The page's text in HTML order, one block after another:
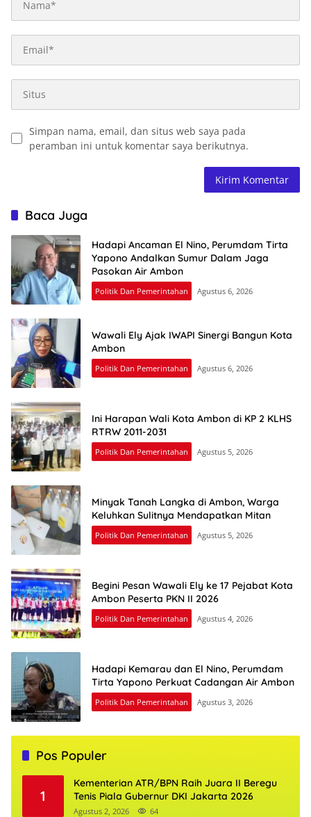
Simpan nama, email, dan situs web saya pada
peramban ini untuk komentar saya berikutnya.
Baca Juga
Hadapi Ancaman El Nino, Perumdam Tirta
Yapono Andalkan Sumur Dalam Jaga
Pasokan Air Ambon
Politik Dan Pemerintahan Agustus 6, 2026
Wawali Ely Ajak IWAPI Sinergi Bangun Kota
Ambon
Politik Dan Pemerintahan Agustus 6, 2026
Ini Harapan Wali Kota Ambon di KP 2 KLHS
RTRW 2011-2031
Politik Dan Pemerintahan Agustus 5, 2026
Minyak Tanah Langka di Ambon, Warga
Keluhkan Sulitnya Mendapatkan Mitan
Politik Dan Pemerintahan Agustus 5, 2026
Begini Pesan Wawali Ely ke 17 Pejabat Kota
Ambon Peserta PKN II 2026
Politik Dan Pemerintahan Agustus 4, 2026
Hadapi Kemarau dan El Nino, Perumdam
Tirta Yapono Perkuat Cadangan Air Ambon
Politik Dan Pemerintahan Agustus 3, 2026
Pos Populer
1
Kementerian ATR/BPN Raih Juara II Beregu
Tenis Piala Gubernur DKI Jakarta 2026
Agustus 2, 2026 64